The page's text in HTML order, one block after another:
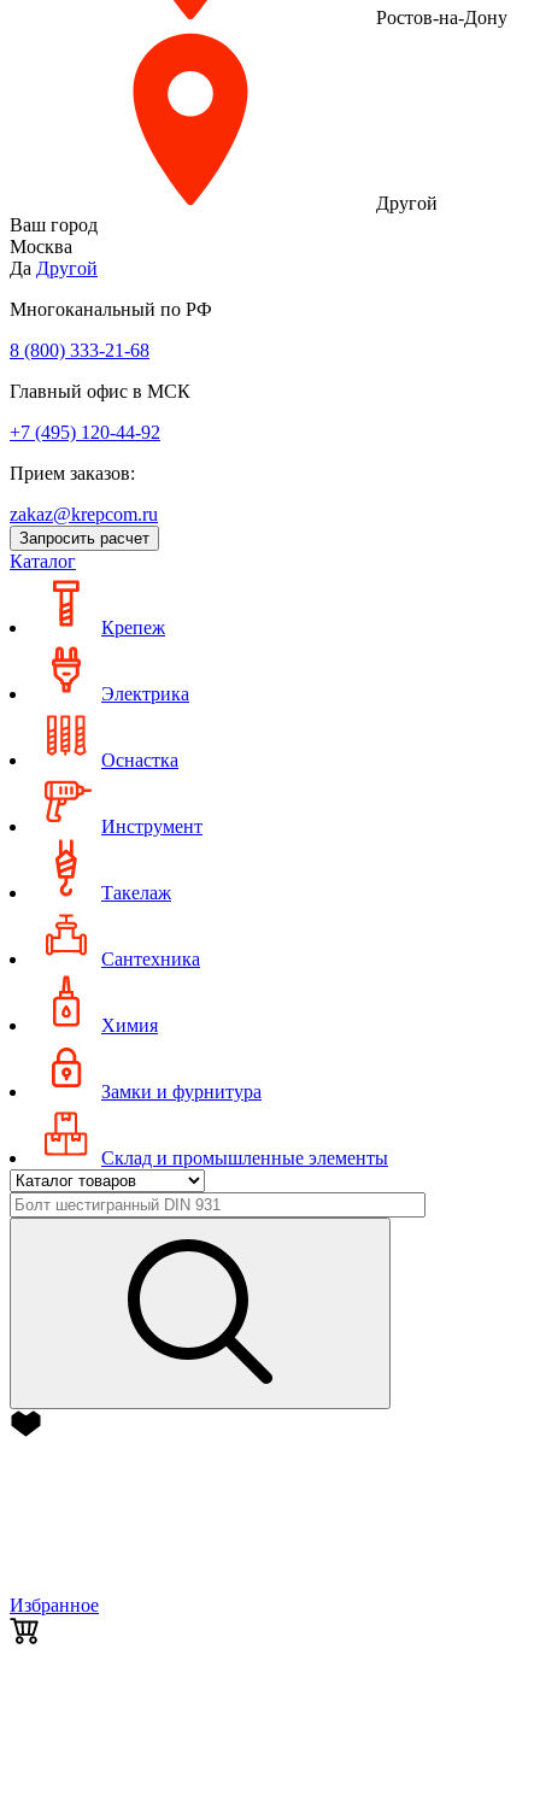
Ростов-на-Дону
Другой
Ваш город
Москва
Да Другой
Многоканальный по РФ
8 (800) 333‑21-68
Главный офис в МСК
+7 (495) 120-44-92
Прием заказов:
zakaz@krepcom.ru
Запросить расчет
Каталог
Крепеж
Электрика
Оснастка
Инструмент
Такелаж
Сантехника
Химия
Замки и фурнитура
Склад и промышленные элементы
Избранное